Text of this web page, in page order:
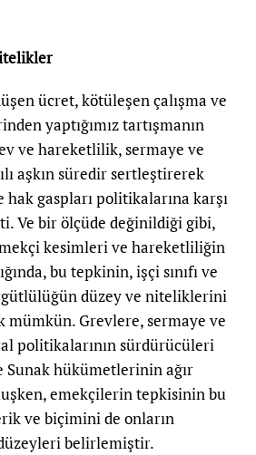
ücret, kötüleşen çalışma ve
yaptığımız tartışmanın
ve hareketlilik, sermaye ve
aşkın süredir sertleştirerek
hak gaspları politikalarına karşı
Ve bir ölçüde değinildiği gibi,
kesimleri ve hareketliliğin
bu tepkinin, işçi sınıfı ve
düzey ve niteliklerini
mümkün. Grevlere, sermaye ve
politikalarının sürdürücüleri
Sunak hükümetlerinin ağır
emekçilerin tepkisinin bu
ve biçimini de onların
belirlemiştir.